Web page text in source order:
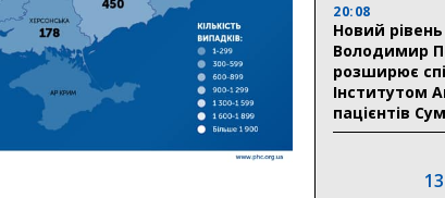
20:08
Новий рівень
Володимир
розширює
Інститутом
пацієнтів